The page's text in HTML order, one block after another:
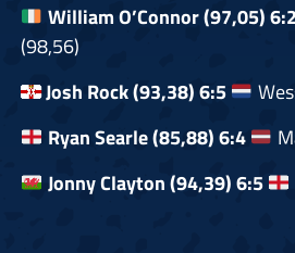
William O’Connor (97,05) 6:2
(98,56)
Josh Rock (93,38) 6:5
Ryan Searle (85,88) 6:4
Jonny Clayton (94,39) 6:5